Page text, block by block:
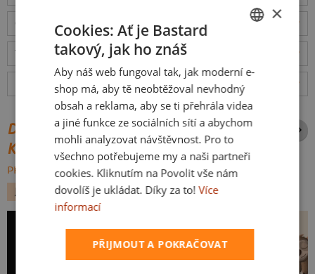
Odešleme v pondělí 10.8.,doručíme v úterý 11.8.
Tabulka velikostí: Jakou vybrat?
Hodnocení: 23 recenzí)
DALŠÍ POTISKY ZE STEJNÉ
KATEGORIE
PROCHÁZET VŠE:
JÍDLO
KÁVA
SLOVAK
×
Cookies: Ať je Bastard
takový, jak ho znáš
Aby náš web fungoval tak, jak moderní e-
shop má, aby tě neobtěžoval nevhodný
obsah a reklama, aby se ti přehrála videa
a jiné funkce ze sociálních sítí a abychom
mohli analyzovat návštěvnost. Pro to
všechno potřebujeme my a naši partneři
cookies. Kliknutím na Povolit vše nám
dovolíš je ukládat. Díky za to! Více
informací
PŘIJMOUT A POKRAČOVAT